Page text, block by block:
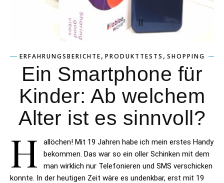
ERFAHRUNGSBERICHTE, PRODUKTTESTS , SHOPPING
Ein Smartphone für
Kinder: Ab welchem
Alter ist es sinnvoll?
H
allöchen! Mit 19 Jahren habe ich mein erstes Handy
bekommen. Das war so ein oller Schinken mit dem
man wirklich nur Telefonieren und SMS verschicken
konnte. In der heutigen Zeit wäre es undenkbar, erst mit 19